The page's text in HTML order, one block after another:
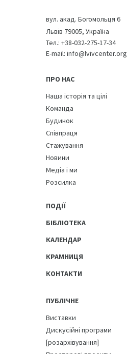
вул. акад. Богомольця 6
Львів 79005, Україна
Тел.: +38-032-275-17-34
E-mail: info@lvivcenter.org
ПРО НАС
Наша історія та цілі
Команда
Будинок
Співпраця
Стажування
Новини
Медіа і ми
Розсилка
ПОДІЇ
БІБЛІОТЕКА
КАЛЕНДАР
КРАМНИЦЯ
КОНТАКТИ
ПУБЛІЧНЕ
Виставки
Дискусійні програми
[розархівування]